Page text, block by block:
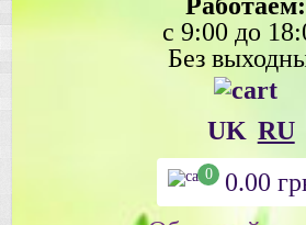
с 9:00 до
Без
UK RU
0 0.00